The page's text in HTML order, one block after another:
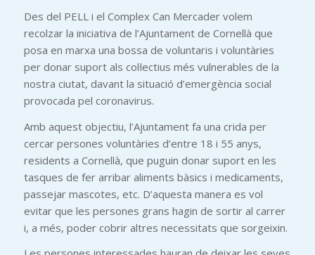
Des del PELL i el Complex Can Mercader volem
recolzar la iniciativa de l’Ajuntament de Cornellà que
posa en marxa una bossa de voluntaris i voluntàries
per donar suport als col·lectius més vulnerables de la
nostra ciutat, davant la situació d’emergència social
provocada pel coronavirus.
Amb aquest objectiu, l’Ajuntament fa una crida per
cercar persones voluntàries d’entre 18 i 55 anys,
residents a Cornellà, que puguin donar suport en les
tasques de fer arribar aliments bàsics i medicaments,
passejar mascotes, etc. D’aquesta manera es vol
evitar que les persones grans hagin de sortir al carrer
i, a més, poder cobrir altres necessitats que sorgeixin.